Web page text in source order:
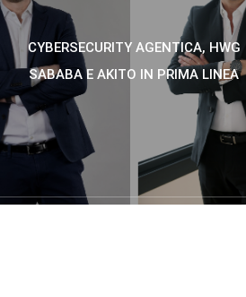
CYBERSECURITY AGENTICA, HWG
SABABA E AKITO IN PRIMA LINEA